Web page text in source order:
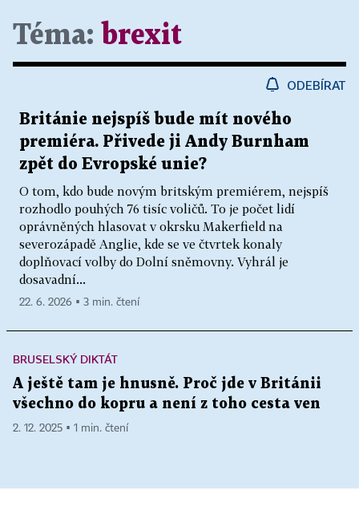
Téma: brexit
ODEBÍRAT
Británie nejspíš bude mít nového
premiéra. Přivede ji Andy Burnham
zpět do Evropské unie?
O tom, kdo bude novým britským premiérem, nejspíš
rozhodlo pouhých 76 tisíc voličů. To je počet lidí
oprávněných hlasovat v okrsku Makerfield na
severozápadě Anglie, kde se ve čtvrtek konaly
doplňovací volby do Dolní sněmovny. Vyhrál je
dosavadní...
22. 6. 2026 ▪ 3 min. čtení
BRUSELSKÝ DIKTÁT
A ještě tam je hnusně. Proč jde v Británii
všechno do kopru a není z toho cesta ven
2. 12. 2025 ▪ 1 min. čtení